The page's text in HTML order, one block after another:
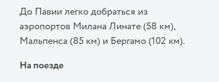
До Павии легко добраться из
аэропортов Милана Линате (58 км),
Мальпенса (85 км) и Бергамо (102 км).
На поезде